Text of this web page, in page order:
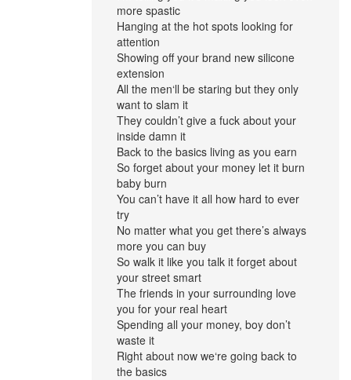
more spastic
Hanging at the hot spots looking for
attention
Showing off your brand new silicone
extension
All the men‘ll be staring but they only
want to slam it
They couldn’t give a fuck about your
inside damn it
Back to the basics living as you earn
So forget about your money let it burn
baby burn
You can’t have it all how hard to ever
try
No matter what you get there’s always
more you can buy
So walk it like you talk it forget about
your street smart
The friends in your surrounding love
you for your real heart
Spending all your money, boy don’t
waste it
Right about now we‘re going back to
the basics